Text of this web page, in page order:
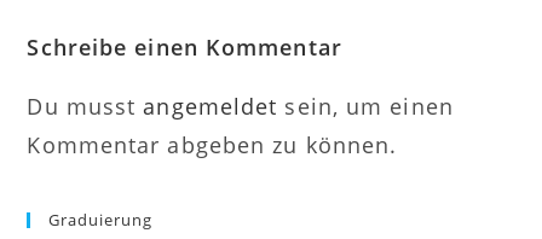
Schreibe einen Kommentar
Du musst angemeldet sein, um einen
Kommentar abgeben zu können.
Graduierung